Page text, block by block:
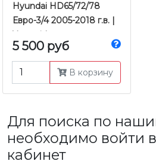
Hyundai HD65/72/78
Евро-3/4 2005-2018 г.в. |
Yamasida
5 500 руб
В корзину
Для поиска по
необходимо войти
кабинет